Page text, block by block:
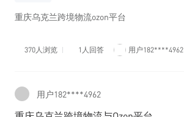
重庆乌克兰跨境物流ozon平台
370人浏览 1人回答 用户182****4962
用户182****4962